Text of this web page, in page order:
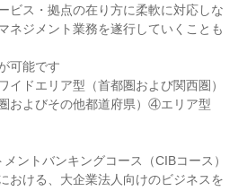
ビス・拠点の在り方に柔軟に対応しな
ネジメント業務を遂行していくことも
可能です
ドエリア型（首都圏および関西圏）
およびその他都道府県）④エリア型
ントバンキングコース（CIBコース）
おける、大企業法人向けのビジネスを